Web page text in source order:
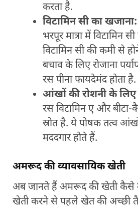
करता है.
विटामिन सी का खजाना:
भरपूर मात्रा में विटामिन
विटामिन सी की कमी से
बचाव के लिए रोजाना
रस पीना फायदेमंद होता है.
आंखों की रोशनी के लिए
रस विटामिन ए और बीटा-
स्रोत है. ये पोषक तत्व
मददगार होते हैं.
अमरूद की व्यावसायिक खेती
अब जानते हैं अमरूद की खेती कैसे
खेती करने से पहले खेत की अच्छी